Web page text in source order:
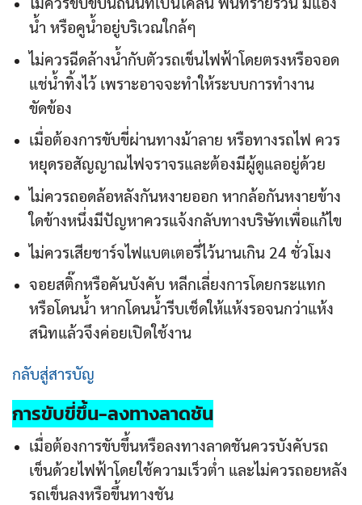
น้ำ หรือคูน้ำอยู่บริเวณใกล้ๆ
ไม่ควรฉีดล้างน้ำกับตัวรถเข็นไฟฟ้าโดยตรงหรือจอด
แช่น้ำทิ้งไว้ เพราะอาจจะทำให้ระบบการทำงาน
ขัดข้อง
เมื่อต้องการขับขี่ผ่านทางม้าลาย หรือทางรถไฟ ควร
หยุดรอสัญญาณไฟจราจรและต้องมีผู้ดูแลอยู่ด้วย
ไม่ควรถอดล้อหลังกันหงายออก หากล้อกันหงายข้าง
ใดข้างหนึ่งมีปัญหาควรแจ้งกลับทางบริษัทเพื่อแก้ไข
ไม่ควรเสียชาร์จไฟแบตเตอรี่ไว้นานเกิน 24 ชั่วโมง
จอยสติ๊กหรือคันบังคับ หลีกเลี่ยงการโดยกระแทก
หรือโดนน้ำ หากโดนน้ำรีบเช็ดให้แห้งรอจนกว่าแห้ง
สนิทแล้วจึงค่อยเปิดใช้งาน
กลับสู่สารบัญ
การขับขี่ขึ้น-ลงทางลาดชัน
เมื่อต้องการขับขึ้นหรือลงทางลาดชันควรบังคับรถ
เข็นด้วยไฟฟ้าโดยใช้ความเร็วต่ำ และไม่ควรถอยหลัง
รถเข็นลงหรือขึ้นทางชัน